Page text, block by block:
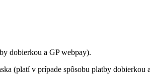
dobierkou a GP webpay).
(platí v prípade spôsobu platby dobierkou